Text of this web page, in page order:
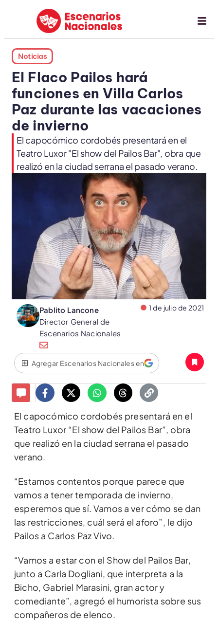
Noticias
El Flaco Pailos hará
funciones en Villa Carlos
Paz durante las vacaciones
de invierno
El capocómico cordobés presentará en el
Teatro Luxor "El show del Pailos Bar", obra que
realizó en la ciudad serrana el pasado verano.
Pablito Lancone
Director General de
Escenarios Nacionales
1 de julio de 2021
Agregar Escenarios Nacionales en
El capocómico cordobés presentará en el
Teatro Luxor “El show del Pailos Bar”, obra
que realizó en la ciudad serrana el pasado
verano.
“Estamos contentos porque parece que
vamos a tener temporada de invierno,
esperemos que sí. Vamos a ver cómo se dan
las restricciones, cuál será el aforo”, le dijo
Pailos a Carlos Paz Vivo.
“Vamos a estar con el Show del Pailos Bar,
junto a Carla Dogliani, que interpreta a la
Bicho, Gabriel Marasini, gran actor y
comediante”, agregó el humorista sobre sus
compañeros de elenco.